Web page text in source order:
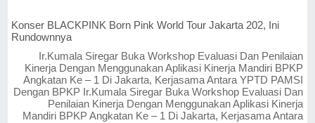
Konser BLACKPINK Born Pink World Tour Jakarta 202, Ini
Rundownnya
Ir.Kumala Siregar Buka Workshop Evaluasi Dan Penilaian
Kinerja Dengan Menggunakan Aplikasi Kinerja Mandiri BPKP
Angkatan Ke – 1 Di Jakarta, Kerjasama Antara YPTD PAMSI
Dengan BPKP Ir.Kumala Siregar Buka Workshop Evaluasi Dan
Penilaian Kinerja Dengan Menggunakan Aplikasi Kinerja
Mandiri BPKP Angkatan Ke – 1 Di Jakarta, Kerjasama Antara